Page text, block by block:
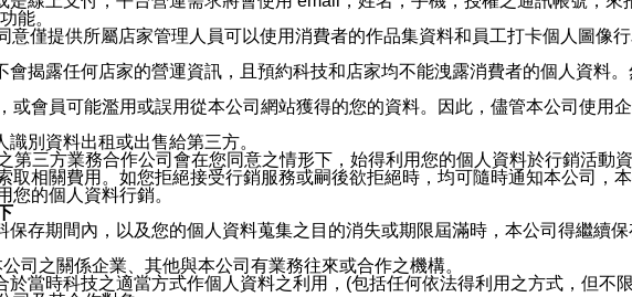
能。
僅提供所屬店家管理人員可以使用消費者的作品集資料和員工打卡個人圖像
揭露任何店家的營運資訊，且預約科技和店家均不能洩露消費者的個人資料
或會員可能濫用或誤用從本公司網站獲得的您的資料。因此，儘管本公司使用
別資料出租或出售給第三方。
第三方業務合作公司會在您同意之情形下，始得利用您的個人資料於行銷活動
取相關費用。如您拒絕接受行銷服務或嗣後欲拒絕時，均可隨時通知本公司，
您的個人資料行銷。
存期間內，以及您的個人資料蒐集之目的消失或期限屆滿時，本公司得繼續保
司之關係企業、其他與本公司有業務往來或合作之機構。
當時科技之適當方式作個人資料之利用，(包括任何依法得利用之方式，但不